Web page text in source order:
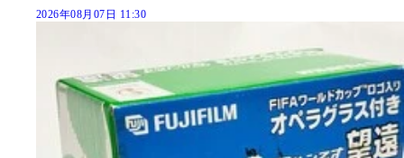
2026年08月07日 11:30